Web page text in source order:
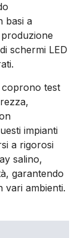
basi a
schermi LED
coprono test
impianti
a rigorosi
salino,
garantendo
vari ambienti.